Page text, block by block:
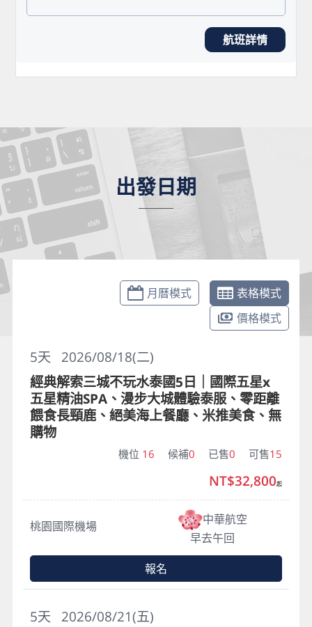
航班詳情
出發日期
月曆模式
表格模式
價格模式
2026/08/18(二)
5天
經典解索三城不玩水泰國5日｜國際五星x
五星精油SPA、漫步大城體驗泰服、零距離
餵食長頸鹿、絕美海上餐廳、米推美食、無
購物
機位 16 候補0 已售0 可售15
桃園國際機場
中華航空
早去午回
NT$32,800起
報名
2026/08/21(五)
5天